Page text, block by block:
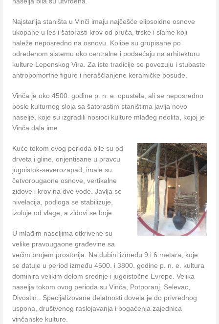
Najstarija staništa u Vinči imaju najčešće elipsoidne osnove
ukopane u les i šatorasti krov od pruća, trske i slame koji
naleže neposredno na osnovu. Kolibe su grupisane po
određenom sistemu oko centralne i podsećaju na arhitekturu
kulture Lepenskog Vira. Za iste tradicije se povezuju i stubaste
antropomorfne figure i neraščlanjene keramičke posude.
Vinča je oko 4500. godine p. n. e. opustela, ali se neposredno
posle kulturnog sloja sa šatorastim staništima javlja novo
naselje, koje su izgradili nosioci kulture mlađeg neolita, kojoj je
Vinča dala ime.
Kuće tokom ovog perioda bile su od
drveta i gline, orijentisane u pravcu
jugoistok-severozapad, imale su
četvorougaone osnove, vertikalne
zidove i krov na dve vode. Javlja se
nivelacija, podloga se stabilizuje,
izoluje od vlage, a zidovi se boje.
U mlađim naseljima otkrivene su
velike pravougaone građevine sa
većim brojem prostorija. Na dubini između 9 i 6 metara, koje
se datuje u period između 4500. i 3800. godine p. n. e. kultura
dominira velikim delom srednje i jugoistočne Evrope. Velika
naselja tokom ovog perioda su Vinča, Potporanj, Selevac,
Divostin.. Specijalizovane delatnosti dovela je do privrednog
uspona, društvenog raslojavanja i bogaćenja zajednica
vinčanske kulture.